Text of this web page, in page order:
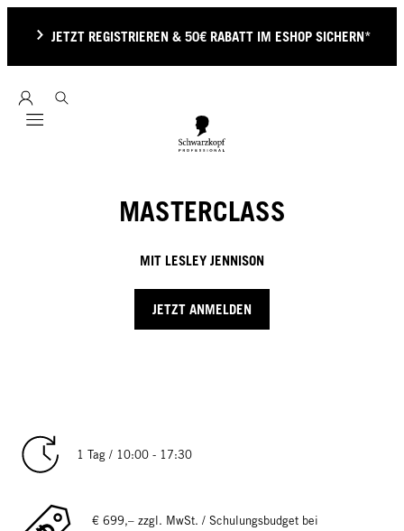
JETZT REGISTRIEREN & 50€ RABATT IM ESHOP SICHERN*
Mobile navigation
MASTERCLASS
MIT LESLEY JENNISON
JETZT ANMELDEN
1 Tag / 10:00 - 17:30
€ 699,– zzgl. MwSt. / Schulungsbudget bei